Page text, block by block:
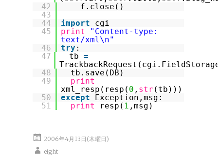
42
f.close()
43
44
import
cgi
45
print
"Content-type:
text/xml\n"
46
try :
47
tb =
48
tb.save(DB)
49
print
xml_resp(resp( 0 , str (tb)))
50
except
Exception,msg:
51
print resp( 1 ,msg)
2006年4月13日(木曜日)
eight